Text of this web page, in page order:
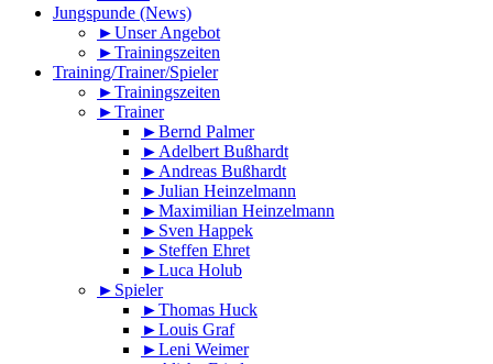
Jungspunde (News)
►Unser Angebot
►Trainingszeiten
Training/Trainer/Spieler
►Trainingszeiten
►Trainer
►Bernd Palmer
►Adelbert Bußhardt
►Andreas Bußhardt
►Julian Heinzelmann
►Maximilian Heinzelmann
►Sven Happek
►Steffen Ehret
►Luca Holub
►Spieler
►Thomas Huck
►Louis Graf
►Leni Weimer